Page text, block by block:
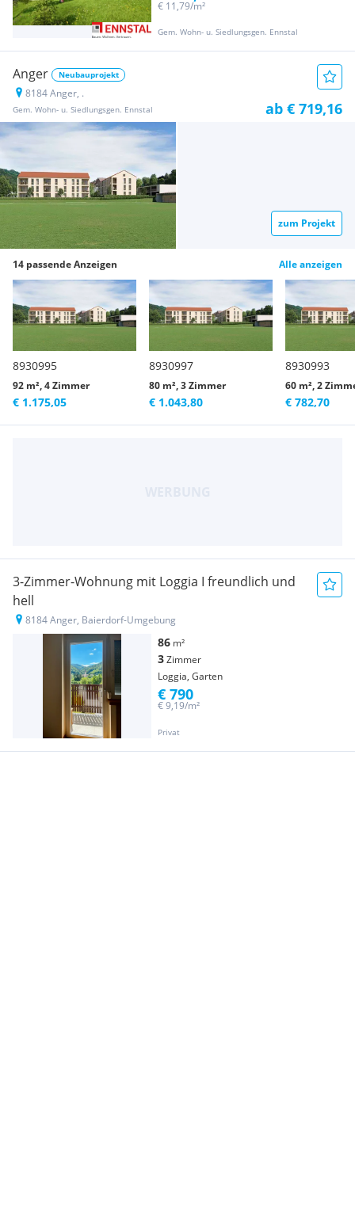
Gem. Wohn- u. Siedlungsgen. Ennstal
€ 11,79/m²
Anger Neubauprojekt
8184 Anger, .
Gem. Wohn- u. Siedlungsgen. Ennstal ab € 719,16
zum Projekt
14 passende Anzeigen Alle anzeigen
8930995
92 m², 4 Zimmer
€ 1.175,05
8930997
80 m², 3 Zimmer
€ 1.043,80
8930993
60 m², 2
€ 782,70
3-Zimmer-Wohnung mit Loggia I freundlich und
hell
8184 Anger, Baierdorf-Umgebung
86 m²
3Zimmer
Loggia, Garten
Privat
€ 9,19/m²
€ 790